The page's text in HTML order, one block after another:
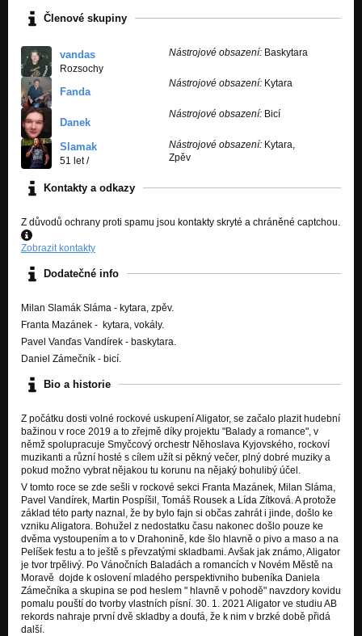
Nezařazeno
Nezařazeno
Členové skupiny
vandas
Rozsochy
Nástrojové obsazení: Baskytara
Fanda
Nástrojové obsazení: Kytara
Danek
Nástrojové obsazení: Bicí
Slamak
51 let/
Nástrojové obsazení: Kytara,
Zpěv
Kontakty a odkazy
Z důvodů ochrany proti spamu jsou kontakty skryté a chráněné captchou.
Zobrazit kontakty
Dodatečné info
Milan Slamák Sláma - kytara, zpěv.
Franta Mazánek - kytara, vokály.
Pavel Vanďas Vandírek - baskytara.
Daniel Zámečník - bicí.
Bio a historie
Z počátku dosti volné rockové uskupení Aligator, se začalo plazit hudební
bažinou v roce 2019 a to zřejmě díky projektu "Balady a romance", v
němž spolupracuje Smyčcový orchestr Něhoslava Kyjovského, rockoví
muzikanti a různí hosté s cílem užít si pěkný večer, plný dobré muziky a
pokud možno vybrat nějakou tu korunu na nějaký bohulibý účel.
V tomto roce se zde sešli v rockové sekci Franta Mazánek, Milan Sláma,
Pavel Vandírek, Martin Pospíšil, Tomáš Rousek a Lída Zítková. A protože
základ této party naznal, že by bylo fajn si občas zahrát i jinde, došlo ke
vzniku Aligatora. Bohužel z nedostatku času nakonec došlo pouze ke
dvěma vystoupením a to v Drahonině, kde šlo hlavně o pivo a maso a na
Pelíšek festu a to ještě s převzatými skladbami. Avšak jak známo, Aligator
je tvor trpělivý. Po Vánočních Baladách a romancích v Novém Městě na
Moravě dojde k oslovení mladého perspektivniho bubeníka Daniela
Zámečníka a skupina se pod heslem " hlavně v pohodě" navzdory kovidu
pomalu pouští do tvorby vlastních písní. 30. 1. 2021 Aligator ve studiu AB
rekords nahraje první dvě skladby a doufá, že k nim v brzké době přidá
další.